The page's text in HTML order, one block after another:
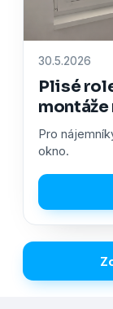
30.5.2026
Plisé
montáže
Pro
okno.